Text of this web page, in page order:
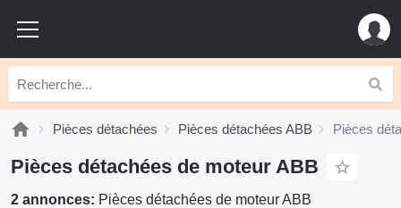
Pièces détachées Pièces détachées ABB Pièces
Pièces détachées de moteur ABB
2 annonces: Pièces détachées de moteur ABB